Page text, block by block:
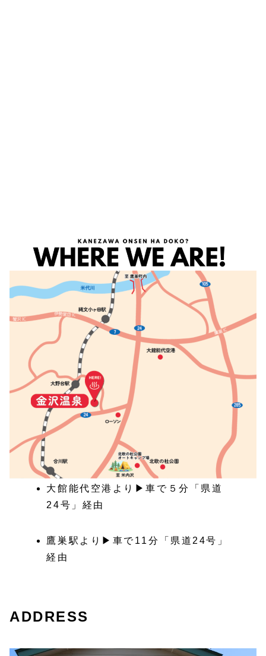
大館能代空港より▶車で５分「県道
24号」経由
鷹巣駅より▶車で11分「県道24号」
経由
ADDRESS